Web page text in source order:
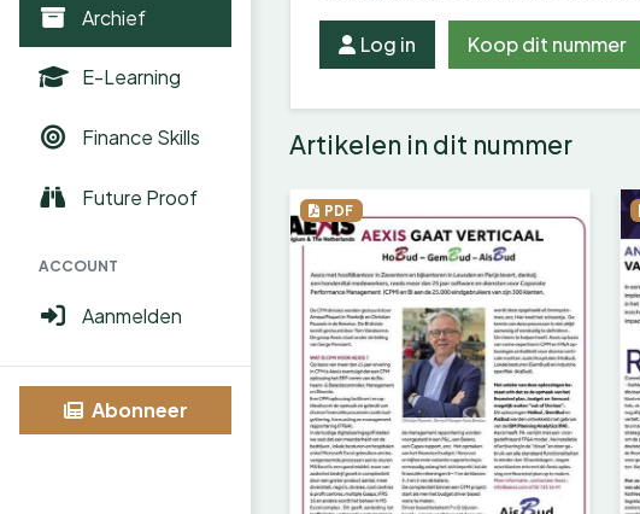
Archief
E-Learning
Finance Skills
Future Proof
ACCOUNT
Aanmelden
Abonneer
Log in Koop dit nummer
Artikelen in dit nummer
PDF